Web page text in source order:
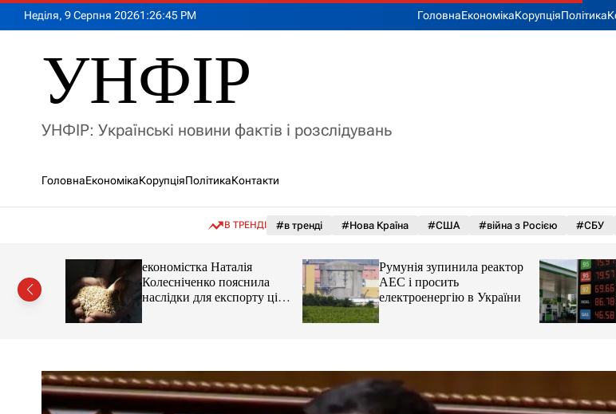
Неділя, 9 Серпня 20261 :26:46 PM ГоловнаЕкономікаКорупціяПолітика
УНФІР
УНФІР: Українські новини фактів і розслідувань
ГоловнаЕкономікаКорупціяПолітикаКонтакти
В ТРЕНДІ #в тренді #Нова Країна #США #війна з Росією #СБУ
економістка Наталія
Колесніченко пояснила
наслідки для експорту цін і
Румунія зупинила реактор
АЕС і просить
електроенергію в України